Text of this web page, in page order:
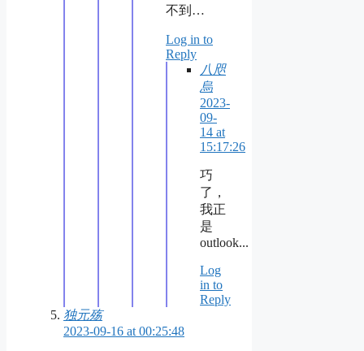
不到…
Log in to
Reply
八咫
烏
2023-
09-
14 at
15:17:26
巧
了，
我正
是
outlook...
Log
in to
Reply
独元殇
2023-09-16 at 00:25:48